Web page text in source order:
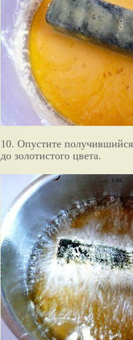
10. Опустите
до золотистого цвета.